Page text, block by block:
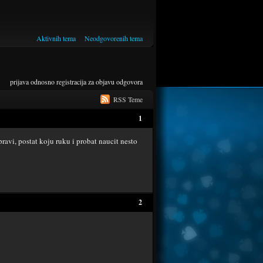
Aktivnih tema Neodgovorenih tema
prijavaodnosnoregistracijaza objavu odgovora
RSS Teme
1
postat koju ruku i probat naucit nesto
2